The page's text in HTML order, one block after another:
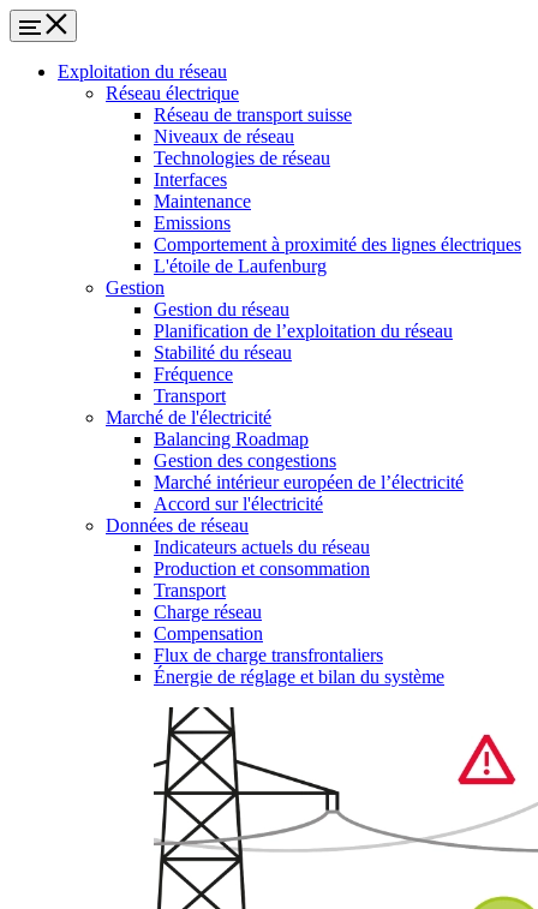
Exploitation du réseau
Réseau électrique
Réseau de transport suisse
Niveaux de réseau
Technologies de réseau
Interfaces
Maintenance
Emissions
Comportement à proximité des lignes électriques
L'étoile de Laufenburg
Gestion
Gestion du réseau
Planification de l’exploitation du réseau
Stabilité du réseau
Fréquence
Transport
Marché de l'électricité
Balancing Roadmap
Gestion des congestions
Marché intérieur européen de l’électricité
Accord sur l'électricité
Données de réseau
Indicateurs actuels du réseau
Production et consommation
Transport
Charge réseau
Compensation
Flux de charge transfrontaliers
Énergie de réglage et bilan du système